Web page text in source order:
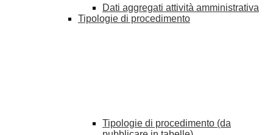
Dati aggregati attività amministrativa
Tipologie di procedimento
Tipologie di procedimento (da